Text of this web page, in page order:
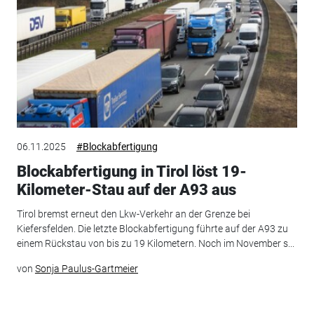
06.11.2025 #Blockabfertigung
Blockabfertigung in Tirol löst 19-
Kilometer-Stau auf der A93 aus
Tirol bremst erneut den Lkw-Verkehr an der Grenze bei
Kiefersfelden. Die letzte Blockabfertigung führte auf der A93 zu
einem Rückstau von bis zu 19 Kilometern. Noch im November s...
von Sonja Paulus-Gartmeier